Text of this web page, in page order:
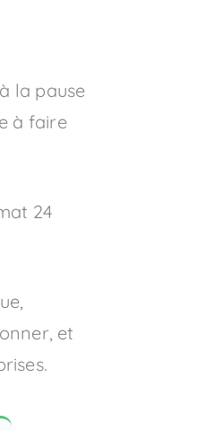
la pause
à faire
24
et